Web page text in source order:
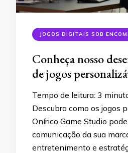
JOGOS DIGITAIS SOB
Conheça nosso
de jogos
Tempo de leitura: 3
Descubra como os jogos
Onírico Game Studio
comunicação da sua
entretenimento e